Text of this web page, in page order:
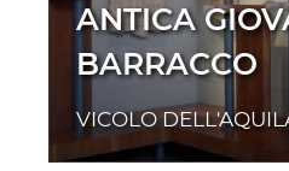
ANTICA
BARRACCO
VICOLO